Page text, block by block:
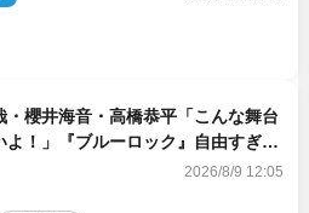
・櫻井海音・高橋恭平「こんな舞台
よ！」『ブルーロック』自由すぎる
ポート
2026/8/9 12:05